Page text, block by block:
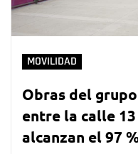
MOVILIDAD
Obras del
entre la calle 13
alcanzan el 97